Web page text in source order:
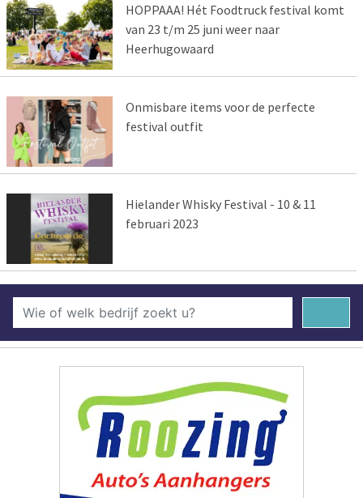
HOPPAAA! Hét Foodtruck festival komt
van 23 t/m 25 juni weer naar
Heerhugowaard
Onmisbare items voor de perfecte
festival outfit
Hielander Whisky Festival - 10 & 11
februari 2023